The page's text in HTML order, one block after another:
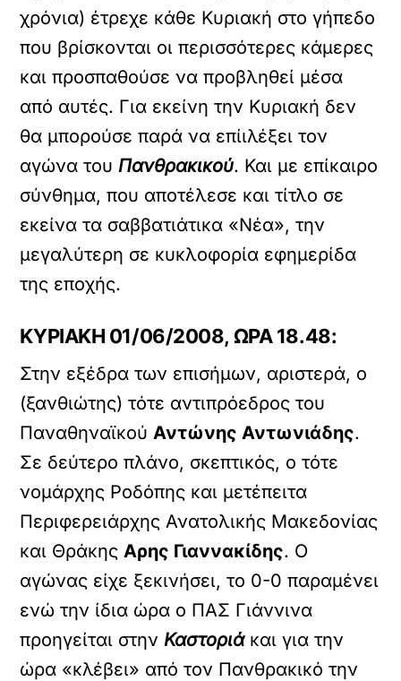
χρόνια) έτρεχε κάθε Κυριακή στο γήπεδο
που βρίσκονται οι περισσότερες κάμερες
και προσπαθούσε να προβληθεί μέσα
από αυτές. Για εκείνη την Κυριακή δεν
θα μπορούσε παρά να επίιλέξει τον
αγώνα τουΠανθρακικού. Και με επίκαιρο
σύνθημα, που αποτέλεσε και τίτλο σε
εκείνα τα σαββατιάτικα «Νέα», την
μεγαλύτερη σε κυκλοφορία εφημερίδα
της εποχής.
ΚΥΡΙΑΚΗ 01/06/2008, ΩΡΑ 18.48:
Στην εξέδρα των επισήμων, αριστερά, ο
(ξανθιώτης) τότε αντιπρόεδρος του
ΠαναθηναϊκούΑντώνης Αντωνιάδης.
Σε δεύτερο πλάνο, σκεπτικός, ο τότε
νομάρχης Ροδόπης και μετέπειτα
Περιφερειάρχης Ανατολικής Μακεδονίας
και ΘράκηςΑρης Γιαννακίδης. Ο
αγώνας είχε ξεκινήσει, το 0-0 παραμένει
ενώ την ίδια ώρα ο ΠΑΣ Γιάννινα
προηγείται στηνΚαστοριάκαι για την
ώρα «κλέβει» από τον Πανθρακικό την